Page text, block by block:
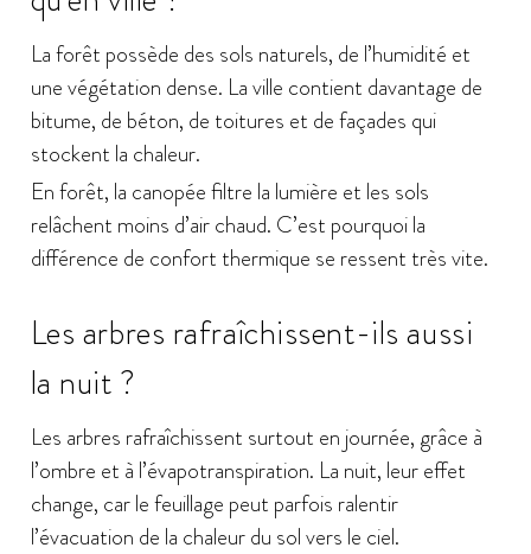
La forêt possède des sols naturels, de l’humidité et
une végétation dense. La ville contient davantage de
bitume, de béton, de toitures et de façades qui
stockent la chaleur.
En forêt, la canopée filtre la lumière et les sols
relâchent moins d’air chaud. C’est pourquoi la
différence de confort thermique se ressent très vite.
Les arbres rafraîchissent-ils aussi
la nuit ?
Les arbres rafraîchissent surtout en journée, grâce à
l’ombre et à l’évapotranspiration. La nuit, leur effet
change, car le feuillage peut parfois ralentir
l’évacuation de la chaleur du sol vers le ciel.